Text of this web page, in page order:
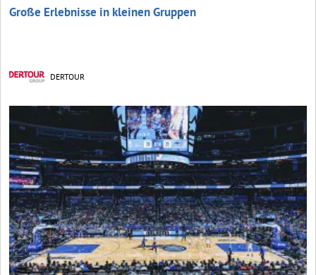
Große Erlebnisse in kleinen Gruppen
DERTOUR